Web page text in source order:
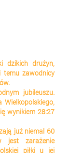
dzikich drużyn,
temu zawodnicy
jubileuszu.
wynikiem 28:27
już niemal 60
jest zarażenie
piłki u jej